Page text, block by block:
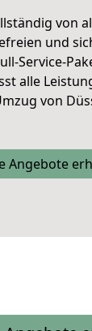
von
und
Service-
alle
von
Angebote